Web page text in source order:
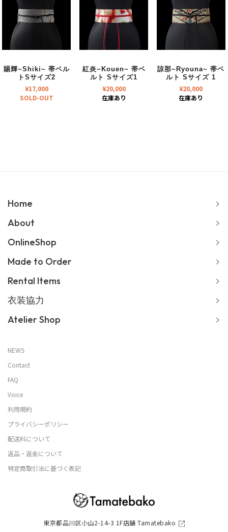
賜輝~Shiki~ 帯ベル
トSサイズ2
¥17,000
SOLD-OUT
紅炎~Kouen~ 帯ベ
ルト Sサイズ1
¥20,000
在庫あり
諒那~Ryouna~ 帯ベ
ルト Sサイズ 1
¥20,000
在庫あり
東京都品川区小山2-14-3 1F店舗 Tamatebako
Home
About
OnlineShop
Made to Order
Rental Items
衣装協力
Atelier Shop
NEWS
Contact
FAQ
Voice
利用規約
プライバシーポリシー
配送料について
返品・返金について
特定商取引法に基づく表記